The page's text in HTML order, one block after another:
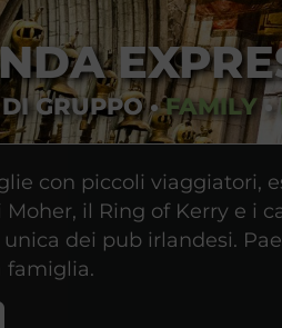
GRUPPO•FAMILY•
con piccoli viaggiatori,
Moher, il Ring of Kerry e i
unica dei pub irlandesi.
famiglia.